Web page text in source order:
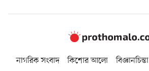
নাগরিক সংবাদ কিশোর আলো বিজ্ঞানচিন্তা